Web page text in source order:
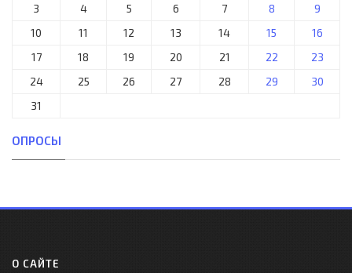
3
4 5 6 7 8
9
10
11 12 13 14 15
16
17
18 19 20 21 22
23
24
25 26 27 28 29
30
31
ОПРОСЫ
О САЙТЕ